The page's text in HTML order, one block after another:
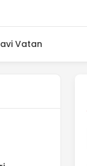
Vatan